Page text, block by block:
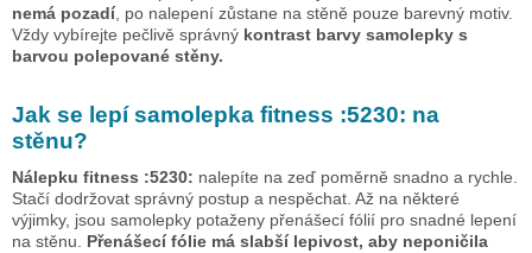
nemá pozadí, po nalepení zůstane na stěně pouze barevný motiv.
Vždy vybírejte pečlivě správný kontrast barvy samolepky s
barvou polepované stěny.
Jak se lepí samolepka fitness :5230: na
stěnu?
Nálepku fitness :5230: nalepíte na zeď poměrně snadno a rychle.
Stačí dodržovat správný postup a nespěchat. Až na některé
výjimky, jsou samolepky potaženy přenášecí fólií pro snadné lepení
na stěnu. Přenášecí fólie má slabší lepivost, aby neponičila